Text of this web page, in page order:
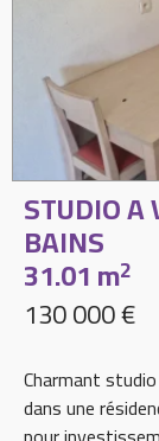
STUDIO A
BAINS
31.01 m2
130 000 €
Charmant
dans une